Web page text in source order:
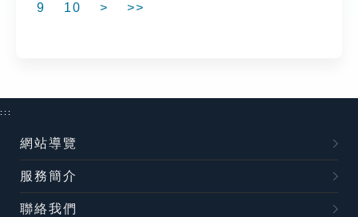
9
10 > >>
:::
網站導覽
服務簡介
聯絡我們